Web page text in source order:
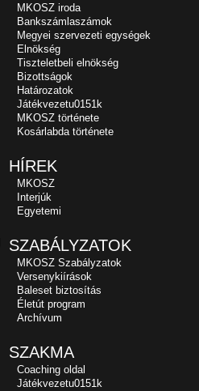
MKOSZ iroda
Bankszámlaszámok
Megyei szervezeti egységek
Elnökség
Tiszteletbeli elnökség
Bizottságok
Határozatok
Játékvezetu0151k
MKOSZ története
Kosárlabda története
HÍREK
MKOSZ
Interjúk
Egyetemi
SZABÁLYZATOK
MKOSZ Szabályzatok
Versenykiírások
Baleset biztosítás
Életút program
Archívum
SZAKMA
Coaching oldal
Játékvezetu0151k